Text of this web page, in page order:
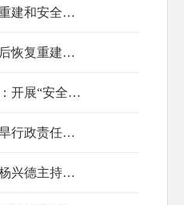
2025-06-18
李勇调研督导灾后恢复重建和安全生产工作
2025-06-03
积石山县召开2025年灾后恢复重建项目调度会
2025-03-11
国网积石山县供电公司：开展“安全生产月活动” 共筑和谐平安家园
2024-07-09
2024年积石山县防汛抗旱行政责任人名单
2024-06-03
县委常委、常务副县长杨兴德主持召开州安全生产驻点包抓“百日行动”推进会暨全县“五一”期间安全生产工作安排会